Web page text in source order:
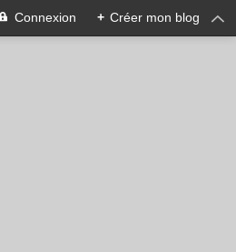
Connexion + Créer mon blog